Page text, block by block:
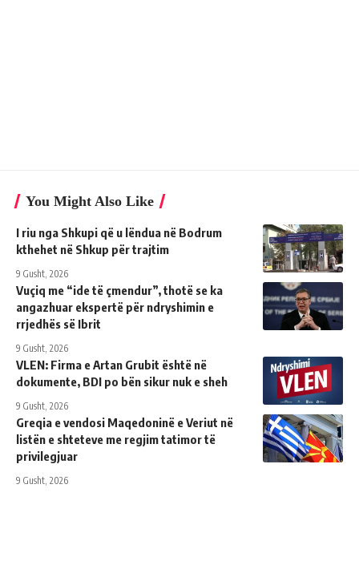
You Might Also Like
I riu nga Shkupi që u lëndua në Bodrum
kthehet në Shkup për trajtim
9 Gusht, 2026
Vuçiq me “ide të çmendur”, thotë se ka
angazhuar ekspertë për ndryshimin e
rrjedhës së Ibrit
9 Gusht, 2026
VLEN: Firma e Artan Grubit është në
dokumente, BDI po bën sikur nuk e sheh
9 Gusht, 2026
Greqia e vendosi Maqedoninë e Veriut në
listën e shteteve me regjim tatimor të
privilegjuar
9 Gusht, 2026